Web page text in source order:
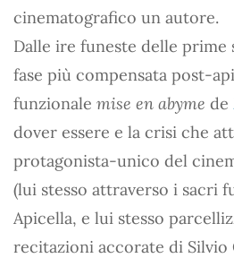
cinematografico un autore.
Dalle ire funeste delle prime
fase più compensata post-
funzionale mise en abyme de
dover essere e la crisi che
protagonista-unico del
(lui stesso attraverso i sacri
Apicella, e lui stesso
recitazioni accorate di Silvio